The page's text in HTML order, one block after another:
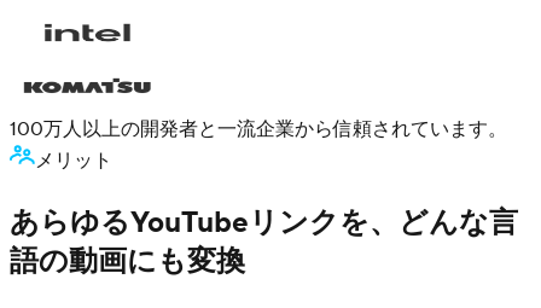
100万人以上の開発者と一流企業から信頼されています。
メリット
あらゆるYouTubeリンクを、どんな言
語の動画にも変換